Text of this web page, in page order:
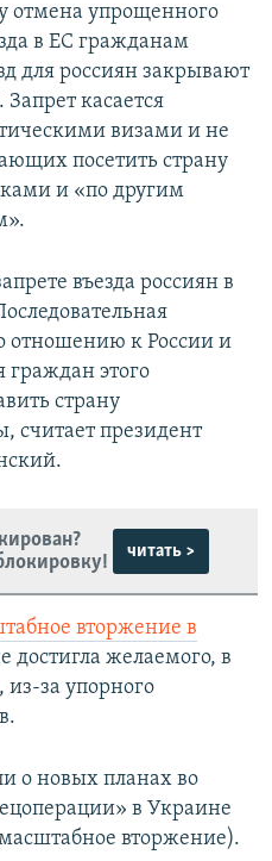
отмена упрощенного
в ЕС гражданам
для россиян закрывают
касается
визами и не
посетить страну
и «по другим
въезда россиян в
отношению к России и
граждан этого
страну
считает президент
читать >
вторжение в
достигла желаемого, в
из-за упорного
о новых планах во
в Украине
вторжение).